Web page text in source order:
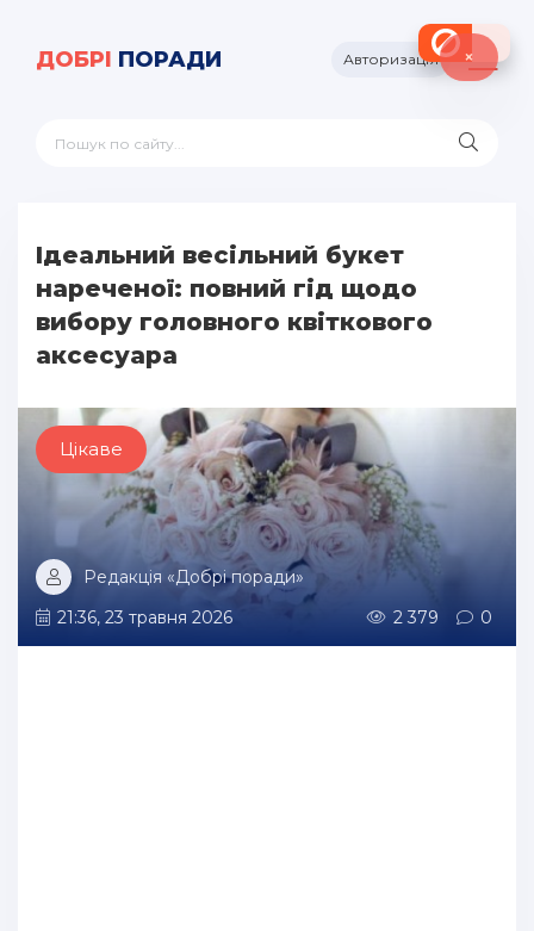
ДОБРІ ПОРАДИ Авторизація
Ідеальний весільний букет
нареченої: повний гід щодо
вибору головного квіткового
аксесуара
Цікаве
Редакція «Добрі поради»
21:36, 23 травня 2026
2 379 0
×